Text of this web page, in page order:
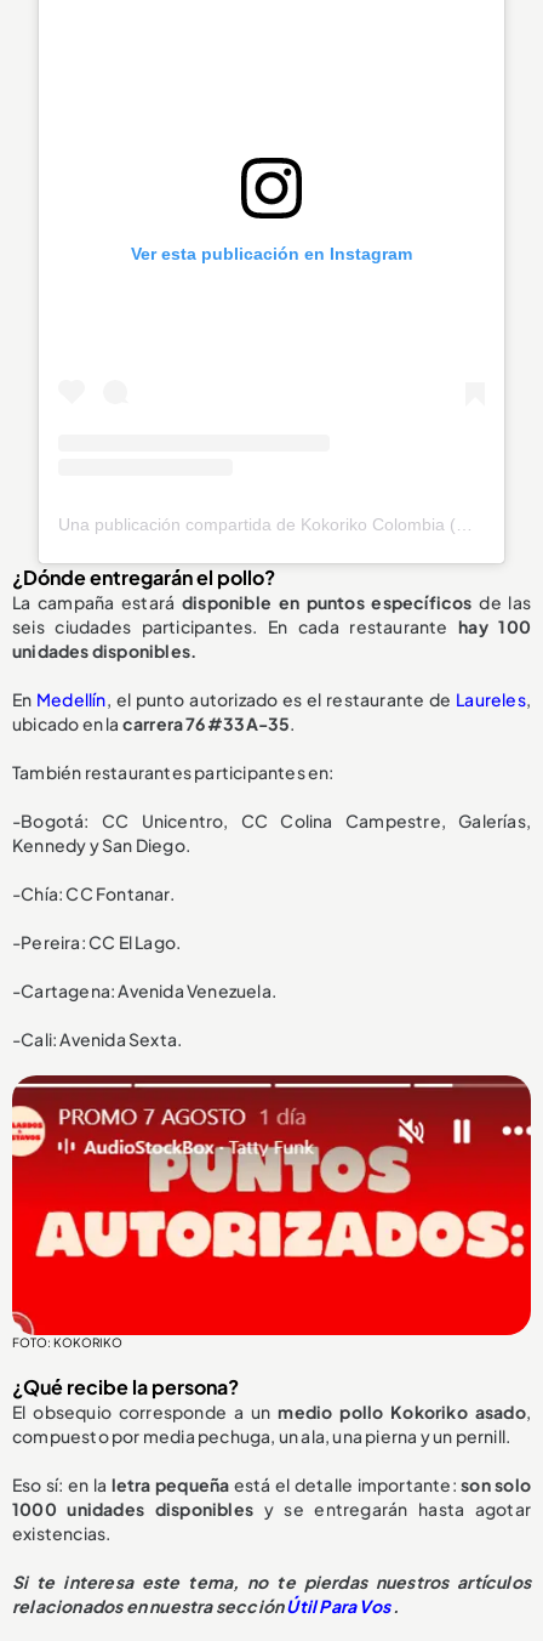
Ver esta publicación en Instagram
¿Dónde entregarán el pollo?
La campaña estará disponible en puntos específicos de las
seis ciudades participantes. En cada restaurantehay 100
unidades disponibles.
En Medellín, el punto autorizado es el restaurante de Laureles,
ubicado en la carrera 76 #33A-35.
También restaurantes participantes en:
-Bogotá: CC Unicentro, CC Colina Campestre, Galerías,
Kennedy y San Diego.
-Chía: CC Fontanar.
-Pereira: CC El Lago.
-Cartagena: Avenida Venezuela.
-Cali: Avenida Sexta.
FOTO: KOKORIKO
¿Qué recibe la persona?
El obsequio corresponde a unmedio pollo Kokoriko asado,
compuesto por media pechuga, un ala, una pierna y un pernill.
Eso sí: en la letra pequeña está el detalle importante:son solo
1000 unidades disponiblesy se entregarán hasta agotar
existencias.
Si te interesa este tema, no te pierdas nuestros artículos
relacionados en nuestra secciónÚtil Para Vos.